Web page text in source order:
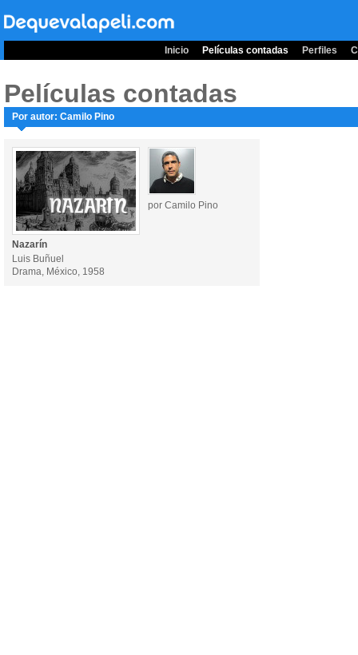
Inicio Películas contadas Perfiles
Películas contadas
Por autor: Camilo Pino
por Camilo Pino
Nazarín
Luis Buñuel
Drama, México, 1958